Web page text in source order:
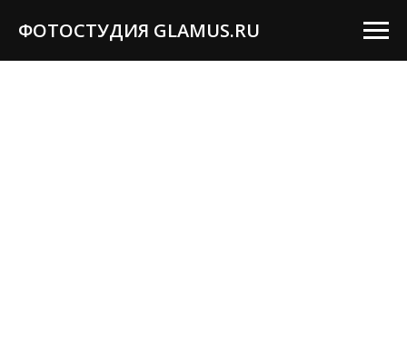
ФОТОСТУДИЯ GLAMUS.RU